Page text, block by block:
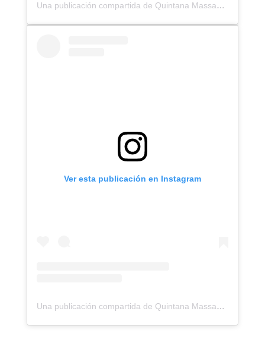
Una publicación compartida de Quintana Massages (@quintanamassages)
Ver esta publicación en Instagram
Una publicación compartida de Quintana Massages (@quintanamassages)